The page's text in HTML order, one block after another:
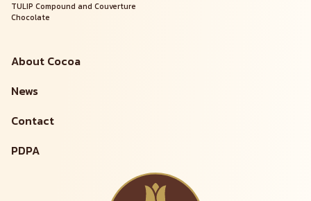
TULIP Compound and Couverture
Chocolate
About Cocoa
News
Contact
PDPA